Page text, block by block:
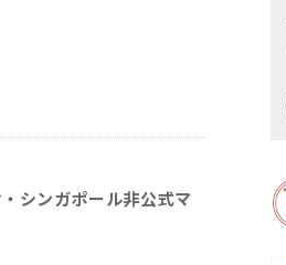
・シンガポール非公式マ